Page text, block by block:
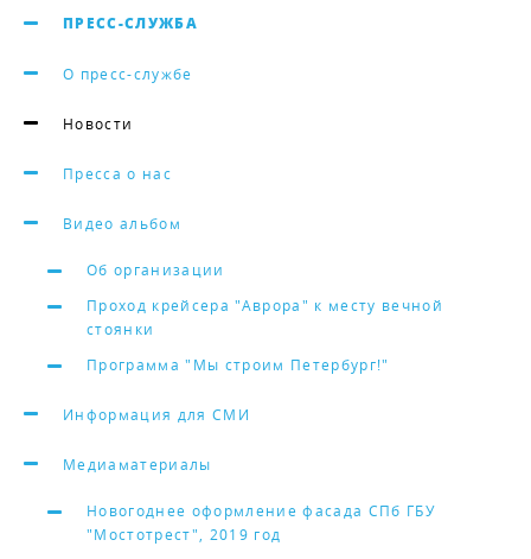
ПРЕСС-СЛУЖБА
О пресс-службе
Новости
Пресса о нас
Видео альбом
Об организации
Проход крейсера "Аврора" к месту вечной
стоянки
Программа "Мы строим Петербург!"
Информация для СМИ
Медиаматериалы
Новогоднее оформление фасада СПб ГБУ
"Мостотрест", 2019 год